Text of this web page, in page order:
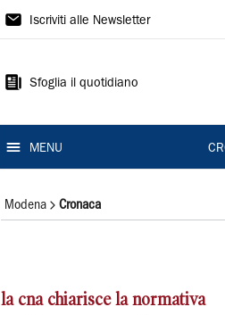
Gazzetta
Modena
Iscriviti alle Newsletter
Sfoglia il quotidiano
MENU
Modena Cronaca
la cna chiarisce la normativa